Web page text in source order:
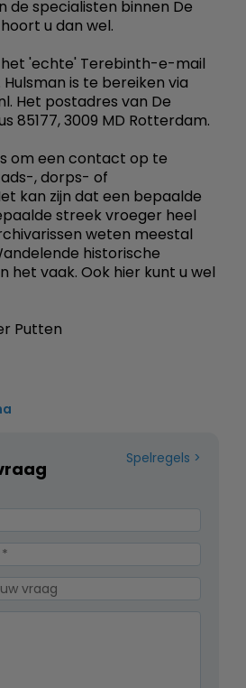
de specialisten binnen De
u dan wel.
'echte' Terebinth-e-mail
is te bereiken via
Het postadres van De
85177, 3009 MD Rotterdam.
om een contact op te
, dorps- of
kan zijn dat een bepaalde
streek vroeger heel
weten meestal
historische
het vaak. Ook hier kunt u wel
Putten
Spelregels